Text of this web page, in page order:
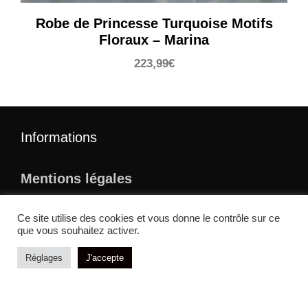
Robe de Princesse Turquoise Motifs
Floraux – Marina
223,99€
Informations
Mentions légales
Politique de Confidentialité
Politique en matière de cookies
Ce site utilise des cookies et vous donne le contrôle sur ce
que vous souhaitez activer.
Réglages J'accepte